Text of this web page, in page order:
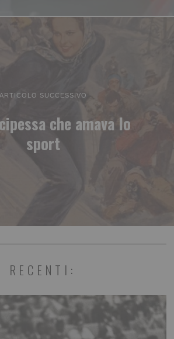
ARTICOLO SUCCESSIVO
che amava lo
sport
RECENTI: